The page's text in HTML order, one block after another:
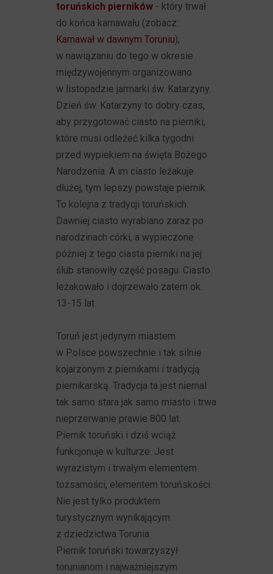
toruńskich pierników - który trwał
do końca karnawału (zobacz:
Karnawał w dawnym Toruniu);
w nawiązaniu do tego w okresie
międzywojennym organizowano
w listopadzie jarmarki św. Katarzyny.
Dzień św. Katarzyny to dobry czas,
aby przygotować ciasto na pierniki,
które musi odleżeć kilka tygodni
przed wypiekiem na święta Bożego
Narodzenia. A im ciasto leżakuje
dłużej, tym lepszy powstaje piernik.
To kolejna z tradycji toruńskich.
Dawniej ciasto wyrabiano zaraz po
narodzinach córki, a wypieczone
później z tego ciasta pierniki na jej
ślub stanowiły część posagu. Ciasto
leżakowało i dojrzewało zatem ok.
13-15 lat.
Toruń jest jedynym miastem
w Polsce powszechnie i tak silnie
kojarzonym z piernikami i tradycją
piernikarską. Tradycja ta jest niemal
tak samo stara jak samo miasto i trwa
nieprzerwanie prawie 800 lat.
Piernik toruński i dziś wciąż
funkcjonuje w kulturze. Jest
wyrazistym i trwałym elementem
tożsamości, elementem toruńskości.
Nie jest tylko produktem
turystycznym wynikającym
z dziedzictwa Torunia.
Piernik toruński towarzyszył
torunianom i najważniejszym